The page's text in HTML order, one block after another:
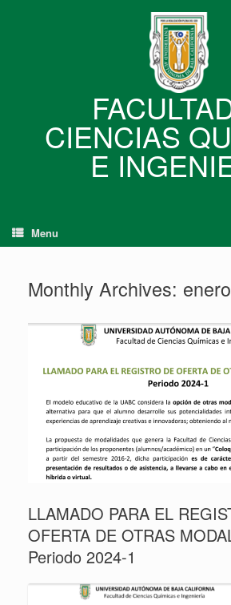
CIENCIAS
E
Menu
Monthly Archives:
LLAMADO PARA EL
OFERTA DE OTRAS
Periodo 2024-1